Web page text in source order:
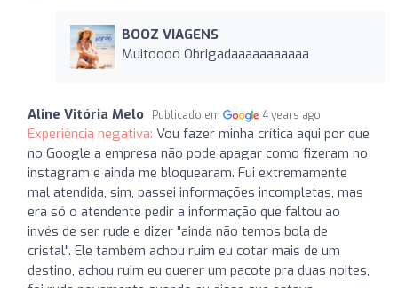
BOOZ VIAGENS
Muitoooo Obrigadaaaaaaaaaaa
Aline Vitória Melo Publicado em 4 years ago
Experiência negativa: Vou fazer minha crítica aqui por que
no Google a empresa não pode apagar como fizeram no
instagram e ainda me bloquearam. Fui extremamente
mal atendida, sim, passei informações incompletas, mas
era só o atendente pedir a informação que faltou ao
invés de ser rude e dizer "ainda não temos bola de
cristal". Ele também achou ruim eu cotar mais de um
destino, achou ruim eu querer um pacote pra duas noites,